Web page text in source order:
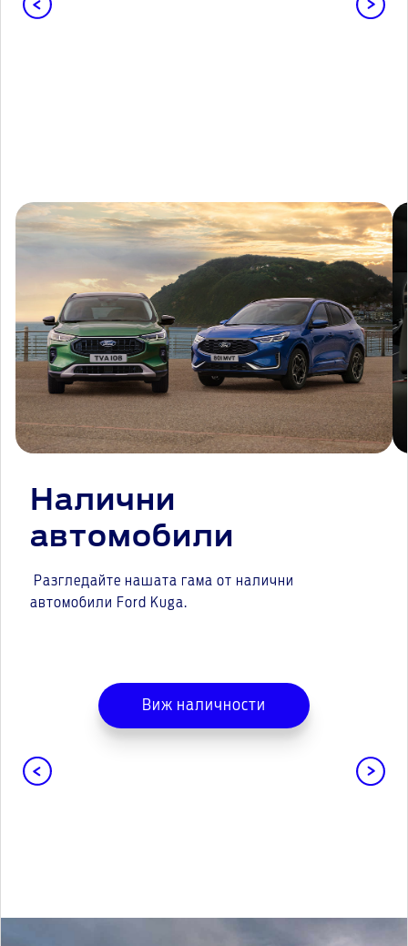
Налични
автомобили
Разгледайте нашата гама от налични
автомобили Ford Kuga.
Виж наличности